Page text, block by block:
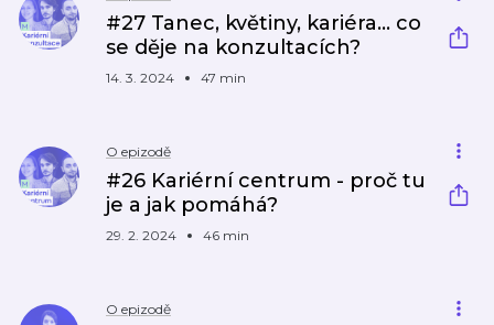
#27 Tanec, květiny, kariéra... co
se děje na konzultacích?
14. 3. 2024 47 min
O epizodě
#26 Kariérní centrum - proč tu
je a jak pomáhá?
29. 2. 2024 46 min
O epizodě